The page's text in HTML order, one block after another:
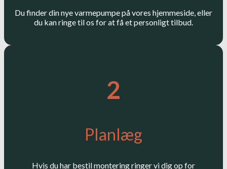
Du finder din nye varmepumpe på vores hjemmeside, eller
du kan ringe til os for at få et personligt tilbud.
2
Planlæg
Hvis du har bestil montering ringer vi dig op for